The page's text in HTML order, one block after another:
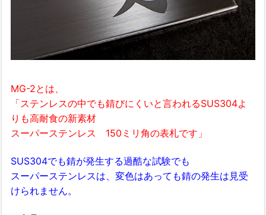
MG-2とは、
「ステンレスの中でも錆びにくいと言われるSUS304よ
りも高耐食の新素材
スーパーステンレス 150ミリ角の表札です」
SUS304でも錆が発生する過酷な試験でも
スーパーステンレスは、変色はあっても錆の発生は見受
けられません。